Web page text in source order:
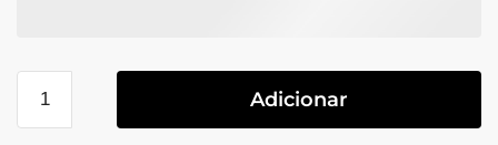
Adicionar